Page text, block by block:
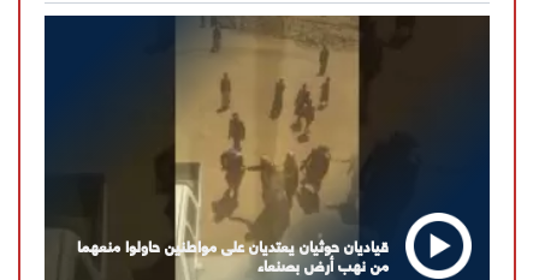
قياديان حوثيان يعتديان على مواطنين حاولوا منعهما
من نهب أرض بصنعاء